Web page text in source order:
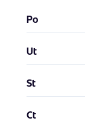
Po
Ut
St
Ct